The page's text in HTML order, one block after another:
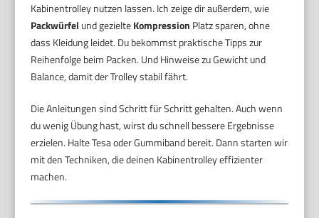
Kabinentrolley nutzen lassen. Ich zeige dir außerdem, wie
Packwürfel und gezielteKompression Platz sparen, ohne
dass Kleidung leidet. Du bekommst praktische Tipps zur
Reihenfolge beim Packen. Und Hinweise zu Gewicht und
Balance, damit der Trolley stabil fährt.
Die Anleitungen sind Schritt für Schritt gehalten. Auch wenn
du wenig Übung hast, wirst du schnell bessere Ergebnisse
erzielen. Halte Tesa oder Gummiband bereit. Dann starten wir
mit den Techniken, die deinen Kabinentrolley effizienter
machen.